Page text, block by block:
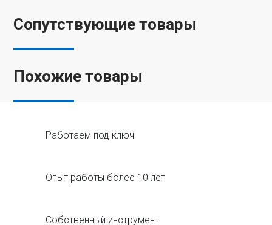
Сопутствующие товары
Похожие товары
Работаем под ключ
Опыт работы более 10 лет
Собственный инструмент